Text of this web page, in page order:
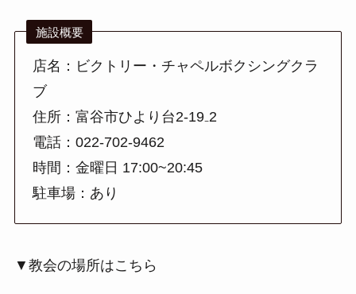
施設概要
店名：ビクトリー・チャペルボクシングクラ
ブ
住所：富谷市ひより台2-19₋2
電話：022-702-9462
時間：金曜日 17:00~20:45
駐車場：あり
▼教会の場所はこちら